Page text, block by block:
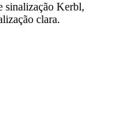
sinalização Kerbl,
clara.